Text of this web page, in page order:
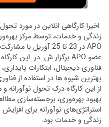
اخیرا کارگاهی انلاین در مورد
زندگی و خدمات، توسط مرکز
APO
عضو
برگزار ش. در این
فناوری دیجیتال، ابتکارات
بهترین شیوه ها در استفاده از
از این کارگاه درک تحول
بهبود بهره‌وری، برجسته‌سازی
استراتژی‌های نوآورانه برای
زندگی و خدمات بود.